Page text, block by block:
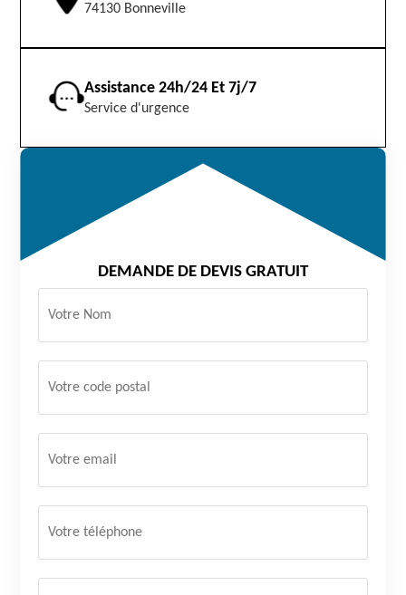
74130 Bonneville
Assistance 24h/24 Et 7j/7
Service d'urgence
DEMANDE DE DEVIS GRATUIT